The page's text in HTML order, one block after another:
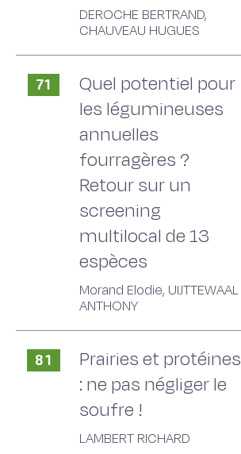
DEROCHE BERTRAND,
CHAUVEAU HUGUES
71
Quel potentiel pour
les légumineuses
annuelles
fourragères ?
Retour sur un
screening
multilocal de 13
espèces
Morand Elodie, UIJTTEWAAL
ANTHONY
81
Prairies et protéines
: ne pas négliger le
soufre !
LAMBERT RICHARD